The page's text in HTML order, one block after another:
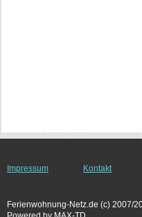
Impressum Kontakt
Ferienwohnung-Netz.de (c) 2007/